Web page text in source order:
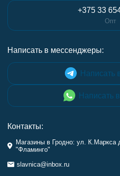
+375 33
Опт
Написать в мессенджеры:
Написать
Написать
Контакты:
Магазины в Гродно: ул.
"Фламинго"
slavnica@inbox.ru